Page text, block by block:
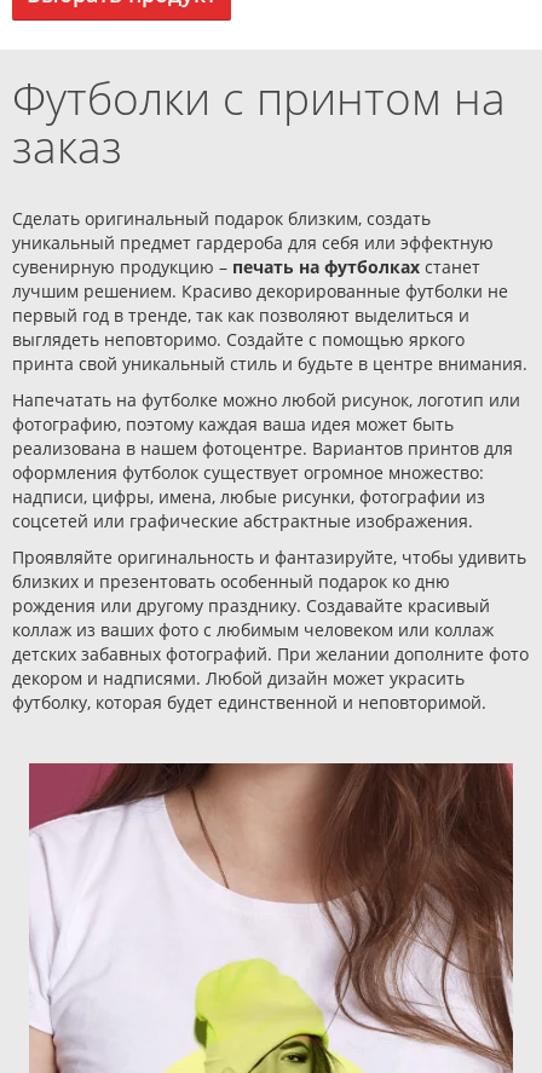
Футболки с принтом на
заказ
Сделать оригинальный подарок близким, создать
уникальный предмет гардероба для себя или эффектную
сувенирную продукцию – печать на футболках станет
лучшим решением. Красиво декорированные футболки не
первый год в тренде, так как позволяют выделиться и
выглядеть неповторимо. Создайте с помощью яркого
принта свой уникальный стиль и будьте в центре внимания.
Напечатать на футболке можно любой рисунок, логотип или
фотографию, поэтому каждая ваша идея может быть
реализована в нашем фотоцентре. Вариантов принтов для
оформления футболок существует огромное множество:
надписи, цифры, имена, любые рисунки, фотографии из
соцсетей или графические абстрактные изображения.
Проявляйте оригинальность и фантазируйте, чтобы удивить
близких и презентовать особенный подарок ко дню
рождения или другому празднику. Создавайте красивый
коллаж из ваших фото с любимым человеком или коллаж
детских забавных фотографий. При желании дополните фото
декором и надписями. Любой дизайн может украсить
футболку, которая будет единственной и неповторимой.